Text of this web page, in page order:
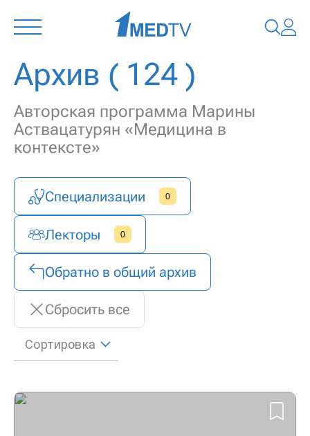
Архив ( 124 )
Авторская программа Марины
Аствацатурян «Медицина в
контексте»
Специализации 0
Лекторы 0
Обратно в общий архив
Сбросить все
Сортировка